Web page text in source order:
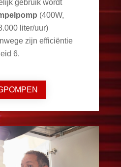
gebruik wordt
(400W,
liter/uur)
zijn efficiëntie
6.